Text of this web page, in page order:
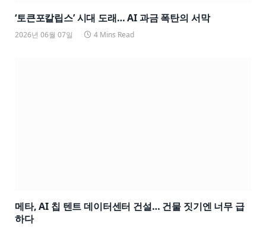
‘토큰포칼립스’ 시대 도래… AI 과금 폭탄의 서막
2026년 06월 07일 4 Mins Read
메타, AI 칩 텐트 데이터센터 건설… 건물 짓기엔 너무 급
하다